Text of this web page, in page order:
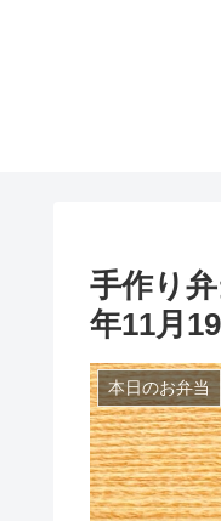
手作り
年11月
本日のお弁当